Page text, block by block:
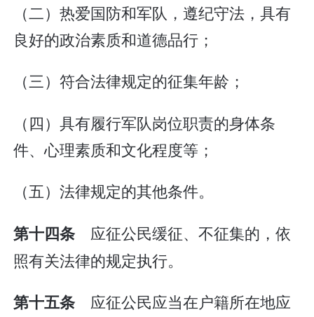
（二）热爱国防和军队，遵纪守法，具有
良好的政治素质和道德品行；
（三）符合法律规定的征集年龄；
（四）具有履行军队岗位职责的身体条
件、心理素质和文化程度等；
（五）法律规定的其他条件。
第十四条 应征公民缓征、不征集的，依
照有关法律的规定执行。
第十五条 应征公民应当在户籍所在地应